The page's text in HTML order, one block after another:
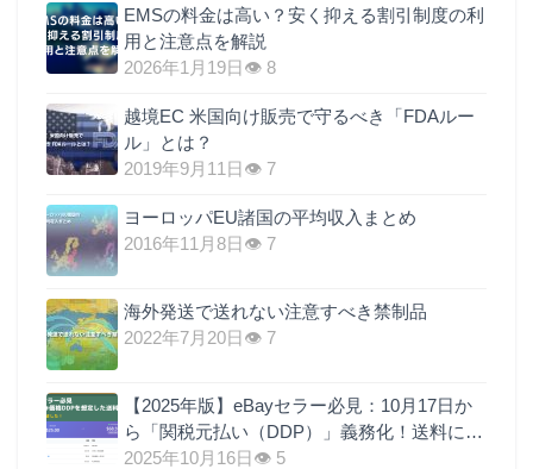
EMSの料金は高い？安く抑える割引制度の利
用と注意点を解説
2026年1月19日 👁 8
越境EC 米国向け販売で守るべき「FDAルー
ル」とは？
2019年9月11日 👁 7
ヨーロッパEU諸国の平均収入まとめ
2016年11月8日 👁 7
海外発送で送れない注意すべき禁制品
2022年7月20日 👁 7
【2025年版】eBayセラー必見：10月17日か
ら「関税元払い（DDP）」義務化！送料に関
税を上乗せするのが最も現実的な理由
2025年10月16日 👁 5